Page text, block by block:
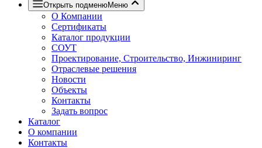
Открыть подменюМеню
О Компании
Сертификаты
Каталог продукции
СОУТ
Проектирование, Строительство, Инжиниринг
Отраслевые решения
Новости
Объекты
Контакты
Задать вопрос
Каталог
О компании
Контакты